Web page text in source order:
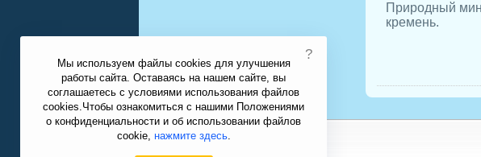
Природный
кремень.
Мы используем файлы cookies для улучшения
работы сайта. Оставаясь на нашем сайте, вы
соглашаетесь с условиями использования файлов
cookies.Чтобы ознакомиться с нашими Положениями
о конфиденциальности и об использовании файлов
cookie, нажмите здесь.
?